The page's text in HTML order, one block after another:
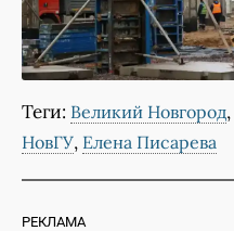
Теги: Великий Новгород,
НовГУ, Елена Писарева
РЕКЛАМА